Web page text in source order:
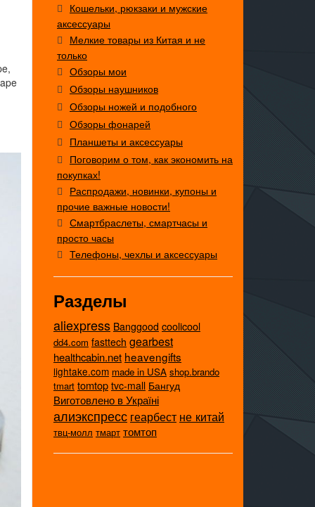
Кошельки, рюкзаки и мужские
аксессуары
Мелкие товары из Китая и не
только
Обзоры мои
Обзоры наушников
Обзоры ножей и подобного
Обзоры фонарей
Планшеты и аксессуары
Поговорим о том, как экономить на
покупках!
Распродажи, новинки, купоны и
прочие важные новости!
Смартбраслеты, смартчасы и
просто часы
Телефоны, чехлы и аксессуары
Разделы
aliexpress Banggood coolicool
dd4.com fasttech gearbest
healthcabin.net heavengifts
lightake.com made in USA shop.brando
tmart tomtop tvc-mall Бангуд
Виготовлено в Україні
алиэкспресс геарбест не китай
твц-молл тмарт томтоп